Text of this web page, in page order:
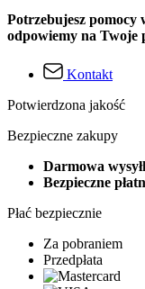
Potrzebujesz pomocy
odpowiemy na Twoje
Kontakt
Potwierdzona jakość
Bezpieczne zakupy
Darmowa
Bezpieczne
Płać bezpiecznie
Za pobraniem
Przedpłata